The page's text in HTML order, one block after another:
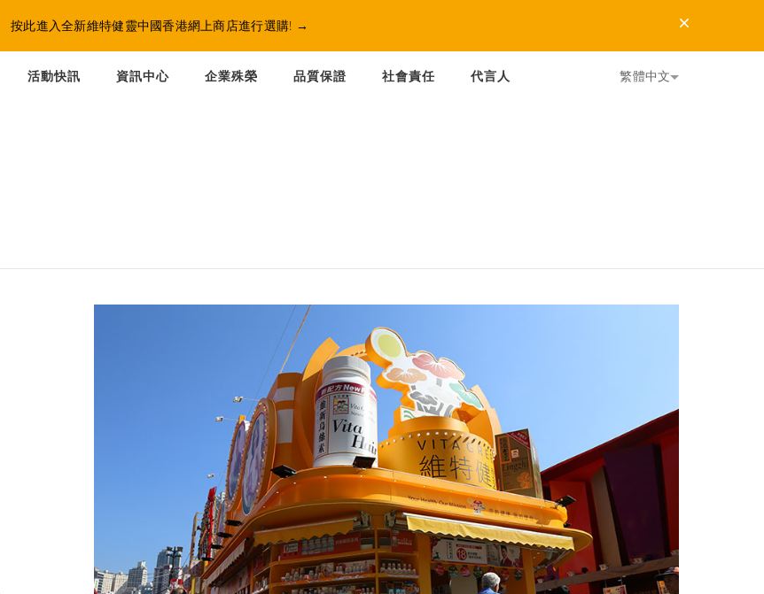
按此進入全新維特健靈中國香港網上商店進行選購! → Dismiss
活動快訊 資訊中心 企業殊榮 品質保證 社會責任 代言人 繁體中文